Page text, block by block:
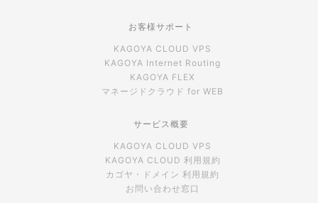
お客様サポート
KAGOYA CLOUD VPS
KAGOYA Internet Routing
KAGOYA FLEX
マネージドクラウド for WEB
サービス概要
KAGOYA CLOUD VPS
KAGOYA CLOUD 利用規約
カゴヤ・ドメイン 利用規約
お問い合わせ窓口